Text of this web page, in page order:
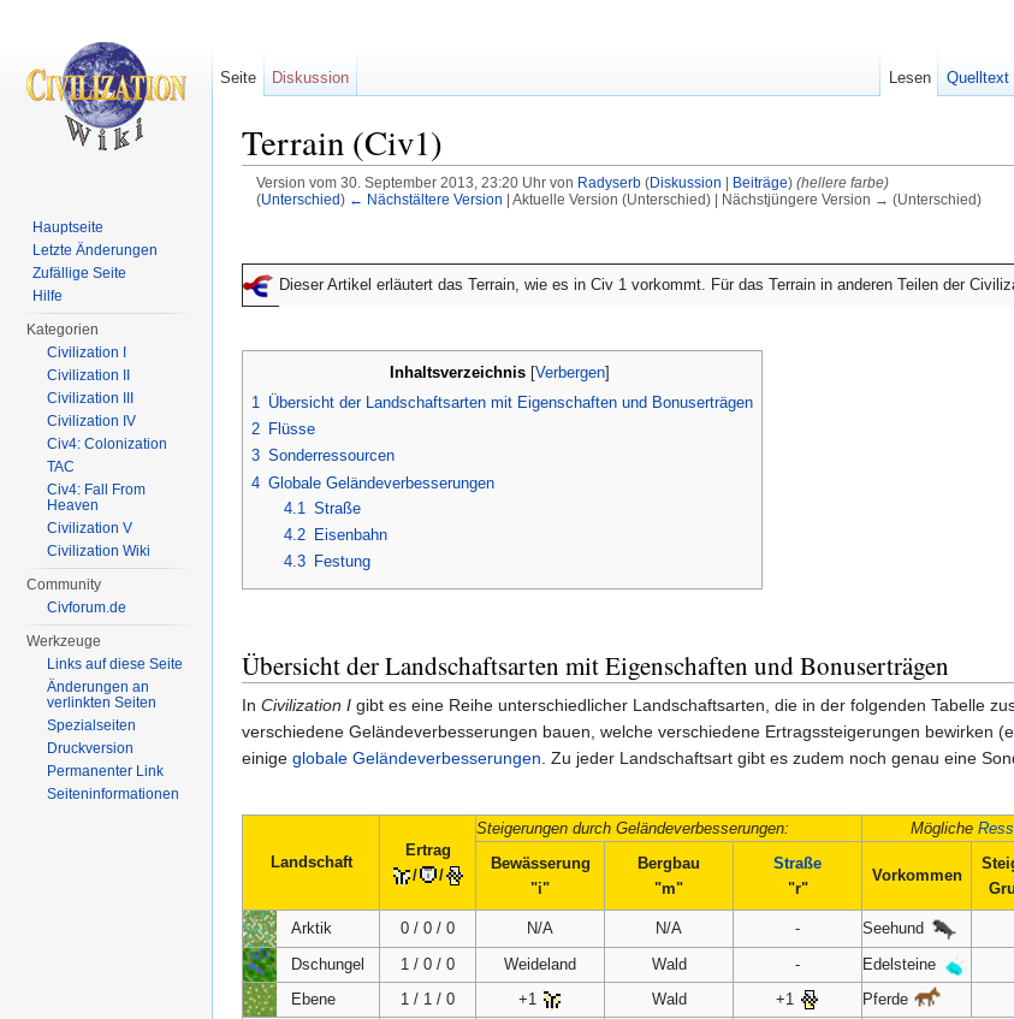
Terrain (Civ1)
Version vom 30. September 2013, 23:20 Uhr von Radyserb (Diskussion Beiträge) (hellere farbe)
(Unterschied) ← Nächstältere Version | Aktuelle Version (Unterschied) | Nächstjüngere Version → (Unterschied)
Dieser Artikel erläutert das Terrain, wie es in Civ 1 vorkommt. Für das Terrain in anderen Teilen der
Inhaltsverzeichnis [Verbergen]
1
Übersicht der Landschaftsarten mit Eigenschaften und Bonuserträgen
2 Flüsse
3 Sonderressourcen
4 Globale Geländeverbesserungen
4.1 Straße
4.2
Eisenbahn
4.3
Festung
Übersicht der Landschaftsarten mit Eigenschaften und Bonuserträgen
In Civilization I gibt es eine Reihe unterschiedlicher Landschaftsarten, die in der folgenden Tabelle
verschiedene Geländeverbesserungen bauen, welche verschiedene Ertragssteigerungen bewirken
einige globale Geländeverbesserungen . Zu jeder Landschaftsart gibt es zudem noch genau eine
Landschaft
Ertrag
/
/
Steigerungen durch Geländeverbesserungen: Mögliche
Bewässerung
"i"
Bergbau
"m"
Straße
"r"
Vorkommen
Arktik 0 / 0 / 0 N/A N/A - Seehund
Dschungel
1 / 0 / 0 Weideland Wald - Edelsteine
Ebene
1 / 1 / 0 +1 Wald +1 Pferde
Seite Diskussion Lesen Quelltext
Hauptseite
Letzte Änderungen
Zufällige Seite
Hilfe
Kategorien
Civilization I
Civilization II
Civilization III
Civilization IV
Civ4: Colonization
TAC
Civ4: Fall From
Heaven
Civilization V
Civilization Wiki
Community
Civforum.de
Werkzeuge
Links auf diese Seite
Änderungen an
verlinkten Seiten
Spezialseiten
Druckversion
Permanenter Link
Seiten­informationen